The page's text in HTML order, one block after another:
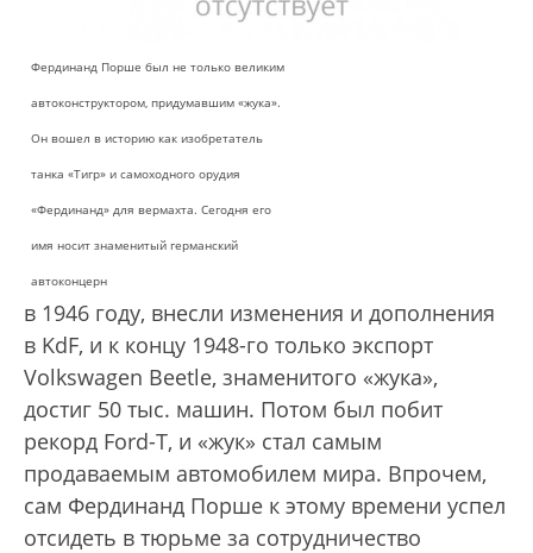
Фердинанд Порше был не только великим
автоконструктором, придумавшим «жука».
Он вошел в историю как изобретатель
танка «Тигр» и самоходного орудия
«Фердинанд» для вермахта. Сегодня его
имя носит знаменитый германский
автоконцерн
в 1946 году, внесли изменения и дополнения
в KdF, и к концу 1948-го только экспорт
Volkswagen Beetle, знаменитого «жука»,
достиг 50 тыс. машин. Потом был побит
рекорд Ford-Т, и «жук» стал самым
продаваемым автомобилем мира. Впрочем,
сам Фердинанд Порше к этому времени успел
отсидеть в тюрьме за сотрудничество